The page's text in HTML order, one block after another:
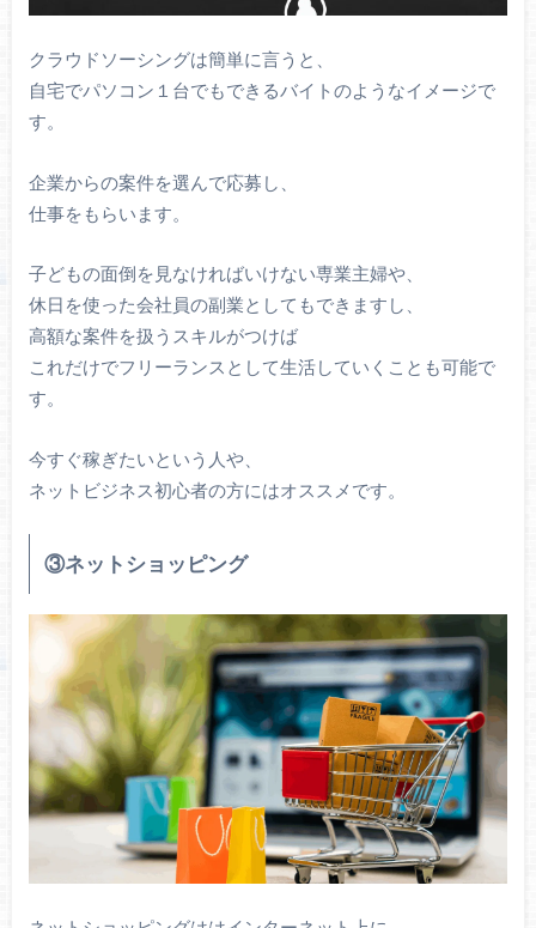
クラウドソーシングは簡単に言うと、
自宅でパソコン１台でもできるバイトのようなイメージで
す。
企業からの案件を選んで応募し、
仕事をもらいます。
子どもの面倒を見なければいけない専業主婦や、
休日を使った会社員の副業としてもできますし、
高額な案件を扱うスキルがつけば
これだけでフリーランスとして生活していくことも可能で
す。
今すぐ稼ぎたいという人や、
ネットビジネス初心者の方にはオススメです。
③ネットショッピング